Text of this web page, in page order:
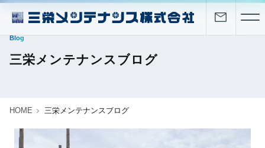
Blog
三栄メンテナンスブログ
HOME 三栄メンテナンスブログ